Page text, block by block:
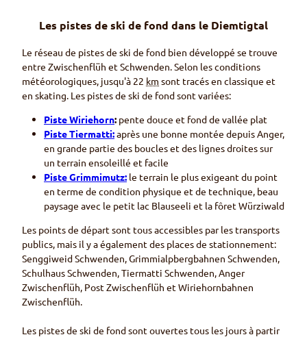
Les pistes de ski de fond dans le Diemtigtal
Le réseau de pistes de ski de fond bien développé se trouve
entre Zwischenflüh etSchwenden. Selon les conditions
météorologiques, jusqu'à 22 km sont tracés en classique et
en skating. Les pistes de ski de fond sont variées:
PisteWiriehorn: pente douce et fond de vallée plat
PisteTiermatti:après une bonne montée depuisAnger,
en grande partie des boucles et des lignes droites sur
un terrain ensoleillé et facile
PisteGrimmimutz: le terrain le plus exigeant du point
en terme de condition physique et de technique, beau
paysage avec le petit lac Blauseeli et la fôretWürziwald
Les points de départ sont tous accessibles par les transports
publics, mais il y a également des places de stationnement:
Senggiweid Schwenden, Grimmialpbergbahnen Schwenden,
Schulhaus Schwenden, Tiermatti Schwenden, Anger
Zwischenflüh, Post Zwischenflüh etWiriehornbahnen
Zwischenflüh.
Les pistes de ski de fond sont ouvertes tous les jours à partir